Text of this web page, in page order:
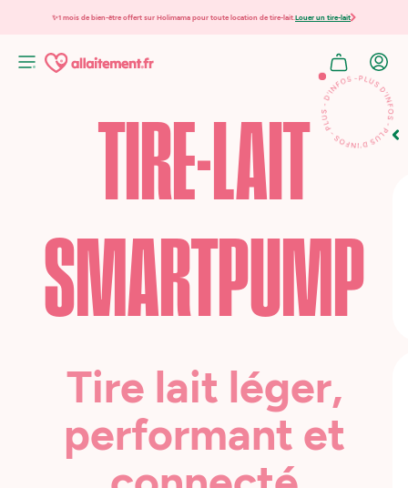
✨1 mois de bien-être offert sur Holimama pour toute location de tire-lait.Louer un tire-lait
TIRE-LAIT
SMARTPUMP
Tire lait léger,
performant et